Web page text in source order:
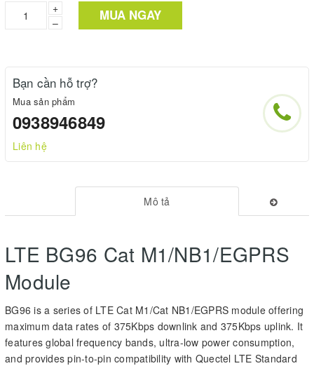
+
–
MUA NGAY
Bạn cần hỗ trợ?
Mua sản phẩm
0938946849
Liên hệ
Mô tả
LTE BG96 Cat M1/NB1/EGPRS
Module
BG96 is a series of LTE Cat M1/Cat NB1/EGPRS module offering
maximum data rates of 375Kbps downlink and 375Kbps uplink. It
features global frequency bands, ultra-low power consumption,
and provides pin-to-pin compatibility with Quectel LTE Standard